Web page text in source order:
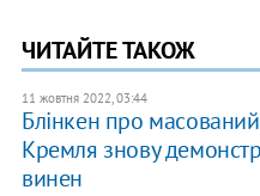
ЧИТАЙТЕ ТАКОЖ
11 жовтня 2022, 03:44
Блінкен про
Кремля знову
винен